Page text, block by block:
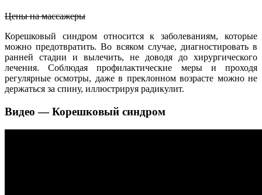
Цены на массажеры
Корешковый синдром относится к заболеваниям, которые
можно предотвратить. Во всяком случае, диагностировать в
ранней стадии и вылечить, не доводя до хирургического
лечения. Соблюдая профилактические меры и проходя
регулярные осмотры, даже в преклонном возрасте можно не
держаться за спину, иллюстрируя радикулит.
Видео — Корешковый синдром